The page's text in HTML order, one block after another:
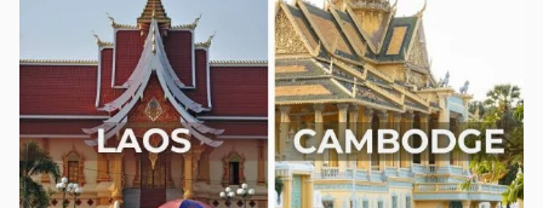
meilleurs endroits à visiter.